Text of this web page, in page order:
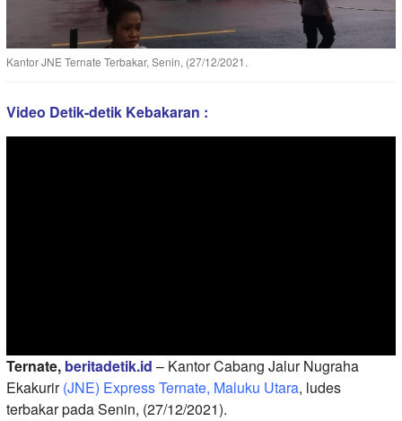
Kantor JNE Ternate Terbakar, Senin, (27/12/2021.
Video Detik-detik Kebakaran :
Ternate, beritadetik.id – Kantor Cabang Jalur Nugraha
Ekakurir(JNE) Express Ternate, Maluku Utara, ludes
terbakar pada Senin, (27/12/2021).